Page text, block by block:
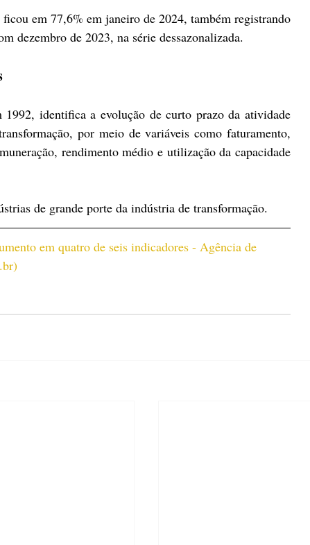
em 77,6% em janeiro de 2024, também registrando
dezembro de 2023, na série dessazonalizada.
identifica a evolução de curto prazo da atividade
por meio de variáveis como faturamento,
rendimento médio e utilização da capacidade
de grande porte da indústria de transformação.
em quatro de seis indicadores - Agência de
)